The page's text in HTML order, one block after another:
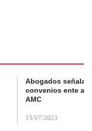
Abogados
convenios ente
AMC
13/07/2023